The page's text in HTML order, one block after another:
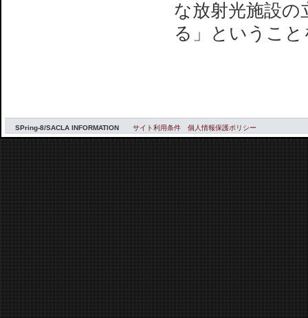
な放射光施設
る」というこ
SPring-8/SACLA INFORMATION サイト利用条件 個人情報保護ポリシー